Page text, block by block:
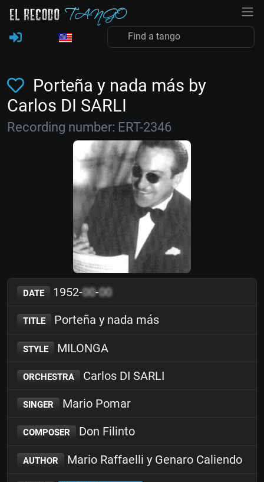
Porteña y nada más by
Carlos DI SARLI
Recording number: ERT-2346
DATE 1952-00-00
TITLE Porteña y nada más
STYLE MILONGA
ORCHESTRA Carlos DI SARLI
SINGER Mario Pomar
COMPOSER Don Filinto
AUTHOR Mario Raffaelli y Genaro Caliendo